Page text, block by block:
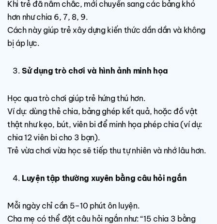
Khi trẻ đã nắm chắc, mới chuyển sang các bảng khó
hơn như chia 6, 7, 8, 9.
Cách này giúp trẻ xây dựng kiến thức dần dần và không
bị áp lực.
Sử dụng trò chơi và hình ảnh minh họa
Học qua trò chơi giúp trẻ hứng thú hơn.
Ví dụ: dùng thẻ chia, bảng ghép kết quả, hoặc đồ vật
thật như kẹo, bút, viên bi để minh họa phép chia (ví dụ:
chia 12 viên bi cho 3 bạn).
Trẻ vừa chơi vừa học sẽ tiếp thu tự nhiên và nhớ lâu hơn.
Luyện tập thường xuyên bằng câu hỏi ngắn
Mỗi ngày chỉ cần 5–10 phút ôn luyện.
Cha mẹ có thể đặt câu hỏi ngắn như: “15 chia 3 bằng